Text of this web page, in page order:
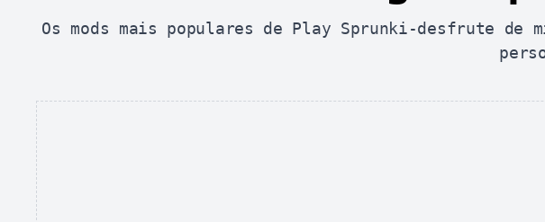
Os mods mais populares de Play Sprunki-desfrute